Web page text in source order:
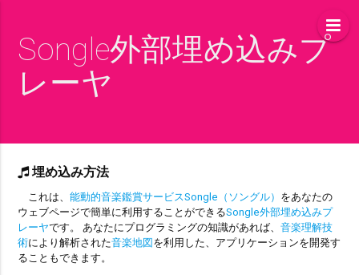
Songle外部埋め込みプ
レーヤ
埋め込み方法
これは、能動的音楽鑑賞サービスSongle（ソングル） をあなたの
ウェブページで簡単に利用することができるSongle外部埋め込みプ
レーヤです。 あなたにプログラミングの知識があれば、音楽理解技
術により解析された音楽地図を利用した、アプリケーションを開発す
ることもできます。